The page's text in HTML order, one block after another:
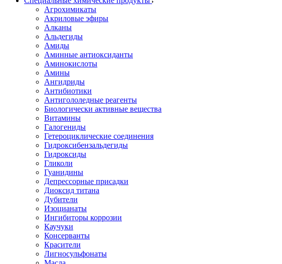
Агрохимикаты
Акриловые эфиры
Алканы
Альдегиды
Амиды
Аминные антиоксиданты
Аминокислоты
Амины
Ангидриды
Антибиотики
Антигололедные реагенты
Биологически активные вещества
Витамины
Галогениды
Гетероциклические соединения
Гидроксибензальдегиды
Гидроксиды
Гликоли
Гуанидины
Депрессорные присадки
Диоксид титана
Дубители
Изоцианаты
Ингибиторы коррозии
Каучуки
Консерванты
Красители
Лигносульфонаты